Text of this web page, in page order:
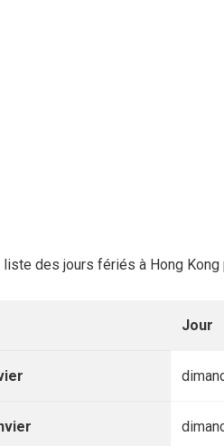
des jours fériés à Hong Kong
Jour